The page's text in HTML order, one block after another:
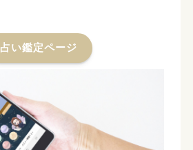
占い鑑定ページ